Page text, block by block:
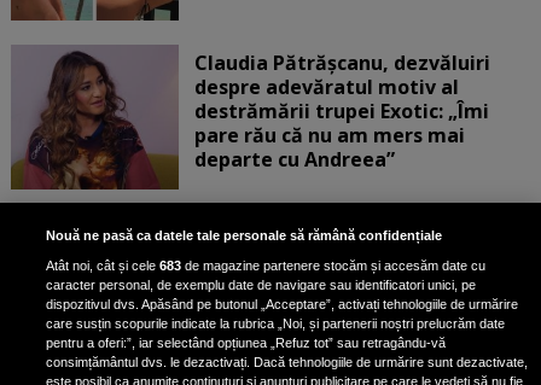
Claudia Pătrășcanu, dezvăluiri
despre adevăratul motiv al
destrămării trupei Exotic: „Îmi
pare rău că nu am mers mai
departe cu Andreea”
Scene incredibile! Ilinca Vandici a
pus mâna pe aparatul de
fotografiat al unui paparazzo și i l-
a aruncat la gunoi: „S-a dus la
poliție. Nu mai aveam aer”
Nouă ne pasă ca datele tale personale să rămână confidențiale
Atât noi, cât și cele683 de magazine partenere stocăm și accesăm date cu
caracter personal, de exemplu date de navigare sau identificatori unici, pe
dispozitivul dvs. Apăsând pe butonul „Acceptare”, activați tehnologiile de urmărire
care susțin scopurile indicate la rubrica „Noi, și partenerii noștri prelucrăm date
pentru a oferi:”, iar selectând opțiunea „Refuz tot” sau retragându-vă
consimțământul dvs. le dezactivați. Dacă tehnologiile de urmărire sunt dezactivate,
este posibil ca anumite conținuturi și anunțuri publicitare pe care le vedeți să nu fie